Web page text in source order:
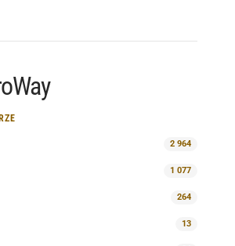
2 964
1 077
264
13